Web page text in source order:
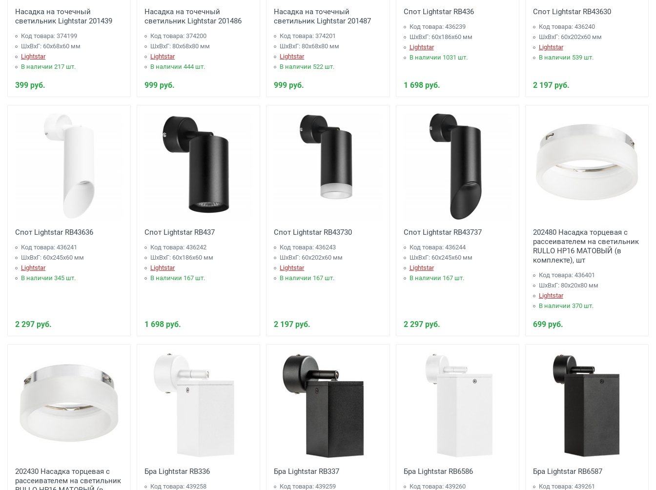
Насадка на точечный
светильник Lightstar 201439
Код товара: 374199
ШхВхГ: 60x68x60 мм
Lightstar
В наличии 217 шт.
399 руб.
Насадка на точечный
светильник Lightstar 201486
Код товара: 374200
ШхВхГ: 80x68x80 мм
Lightstar
В наличии 444 шт.
999 руб.
Насадка на точечный
светильник Lightstar 201487
Код товара: 374201
ШхВхГ: 80x68x80 мм
Lightstar
В наличии 522 шт.
999 руб.
Спот Lightstar RB436
Код товара: 436239
ШхВхГ: 60x186x60 мм
Lightstar
В наличии 1031 шт.
1 698 руб.
Спот Lightstar RB43630
Код товара: 436240
ШхВхГ: 60x202x60 мм
Lightstar
В наличии 539 шт.
2 197 руб.
Спот Lightstar RB43636
Код товара: 436241
ШхВхГ: 60x245x60 мм
Lightstar
В наличии 345 шт.
2 297 руб.
Спот Lightstar RB437
Код товара: 436242
ШхВхГ: 60x186x60 мм
Lightstar
В наличии 167 шт.
1 698 руб.
Спот Lightstar RB43730
Код товара: 436243
ШхВхГ: 60x202x60 мм
Lightstar
В наличии 167 шт.
2 197 руб.
Спот Lightstar RB43737
Код товара: 436244
ШхВхГ: 60x245x60 мм
Lightstar
В наличии 167 шт.
2 297 руб.
202480 Насадка торцевая с
рассеивателем на светильник
RULLO HP16 МАТОВЫЙ (в
комплекте), шт
Код товара: 436401
ШхВхГ: 80x20x80 мм
Lightstar
В наличии 370 шт.
699 руб.
202430 Насадка торцевая с
рассеивателем на светильник
Бра Lightstar RB336
Код товара: 439258
Бра Lightstar RB337
Код товара: 439259
Бра Lightstar RB6586
Код товара: 439260
Бра Lightstar RB6587
Код товара: 439261